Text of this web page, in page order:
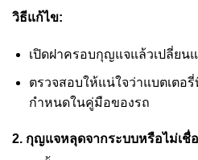
วิธีแก้ไข:
เปิดฝาครอบกุญแจแล้วเปลี่ยน
ตรวจสอบให้แน่ใจว่าแบตเตอ
กำหนดในคู่มือของรถ
2. กุญแจหลุดจากระบบหรือไม่เชื่